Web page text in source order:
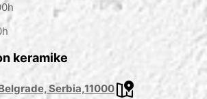
keramike
Serbia,11000